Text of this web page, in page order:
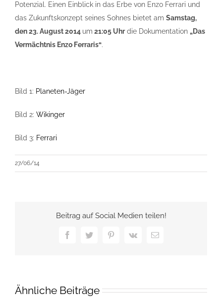
Potenzial. Einen Einblick in das Erbe von Enzo Ferrari und
das Zukunftskonzept seines Sohnes bietet am Samstag,
den 23. August 2014 um 21:05 Uhrdie Dokumentation „Das
Vermächtnis Enzo Ferraris“.
Bild 1: Planeten-Jäger
Bild 2: Wikinger
Bild 3: Ferrari
27/06/14
Beitrag auf Social Medien teilen!
FacebookTwitterPinterest
Vk
E-
Ähnliche Beiträge